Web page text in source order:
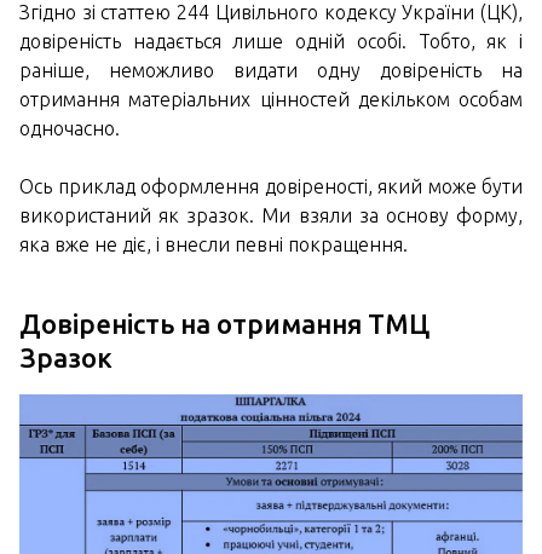
Згідно зі статтею 244 Цивільного кодексу України (ЦК),
довіреність надається лише одній особі. Тобто, як і
раніше, неможливо видати одну довіреність на
отримання матеріальних цінностей декільком особам
одночасно.
Ось приклад оформлення довіреності, який може бути
використаний як зразок. Ми взяли за основу форму,
яка вже не діє, і внесли певні покращення.
Довіреність на отримання ТМЦ
Зразок